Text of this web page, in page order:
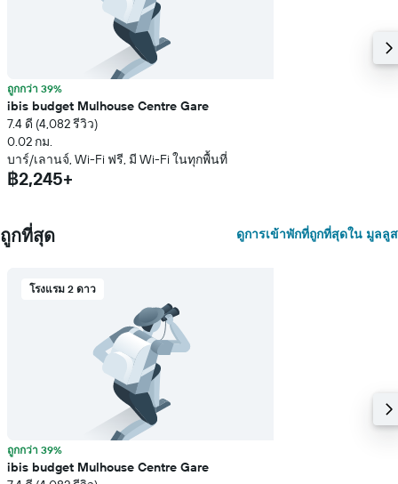
ถูกกว่า 39%
ibis budget Mulhouse Centre Gare
7.4 ดี (4,082 รีวิว)
0.02 กม.
บาร์/เลานจ์, Wi-Fi ฟรี, มี Wi-Fi ในทุกพื้นที่
฿2,245+
ถูกที่สุด ดูการเข้าพักที่ถูกที่สุดใน มูลลูส
โรงแรม 2 ดาว
ถูกกว่า 39%
ibis budget Mulhouse Centre Gare